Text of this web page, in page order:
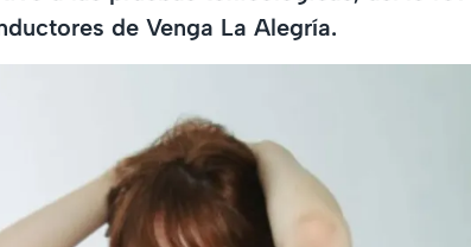
de Venga La Alegría.